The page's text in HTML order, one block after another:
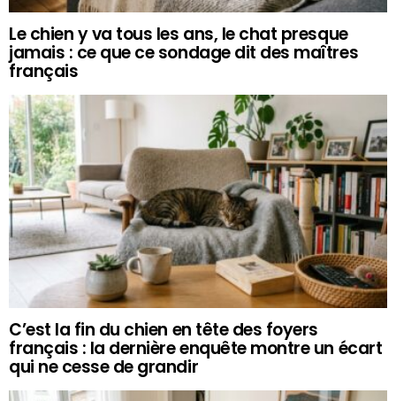
Le chien y va tous les ans, le chat presque
jamais : ce que ce sondage dit des maîtres
français
C’est la fin du chien en tête des foyers
français : la dernière enquête montre un écart
qui ne cesse de grandir